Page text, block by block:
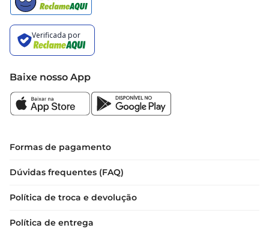
Baixe nosso App
Formas de pagamento
Dúvidas frequentes (FAQ)
Política de troca e devolução
Política de entrega